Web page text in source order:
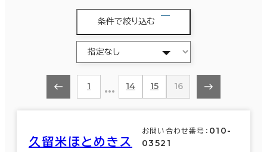
条件で絞り込む
1 … 14 15 16
久留米ほとめきス
お問い合わせ番号： 010-
03521